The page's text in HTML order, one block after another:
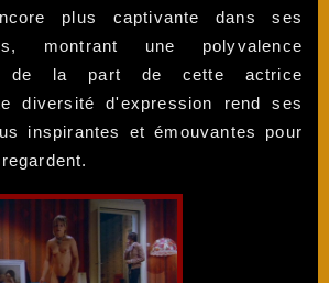
plus captivante dans ses
montrant une polyvalence
de la part de cette actrice
diversité d'expression rend ses
inspirantes et émouvantes pour